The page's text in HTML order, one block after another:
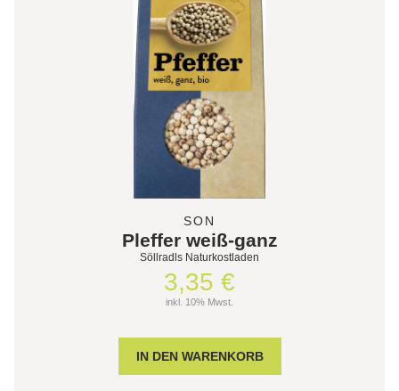
SON
Pleffer weiß-ganz
Söllradls Naturkostladen
3,35 €
inkl. 10% Mwst.